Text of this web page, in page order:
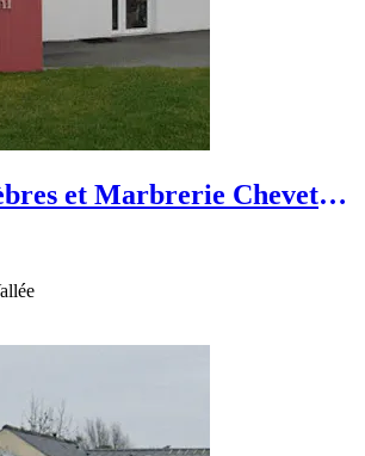
et Marbrerie Chevet-